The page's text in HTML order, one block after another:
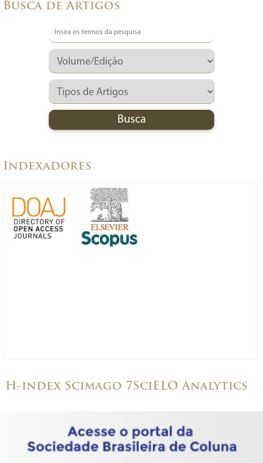
Busca de Artigos
Indexadores
H-index Scimago 7SciELO Analytics